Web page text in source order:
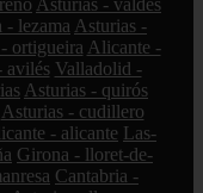
- lezama Asturias -
ortigueira Alicante -
avilés Valladolid -
Asturias - quirós
Asturias - cudillero
- alicante Las-
Girona - lloret-de-
Cantabria -